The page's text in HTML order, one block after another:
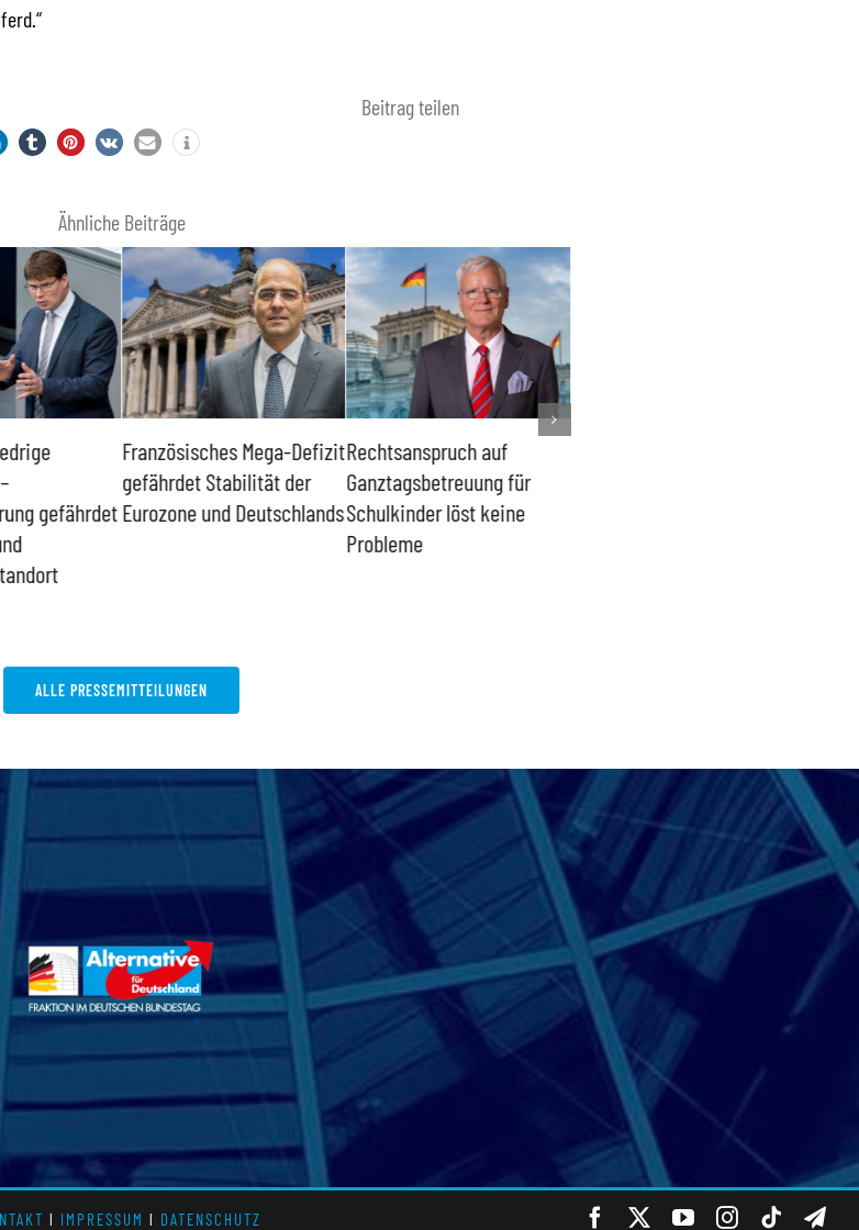
Beitrag teilen
Ähnliche Beiträge
gefährdet
Französisches Mega-Defizit
gefährdet Stabilität der
Eurozone und Deutschlands
Rechtsanspruch auf
Ganztagsbetreuung für
Schulkinder löst keine
Probleme
ALLE PRESSEMITTEILUNGEN
l IMPRESSUM l DATENSCHUTZ